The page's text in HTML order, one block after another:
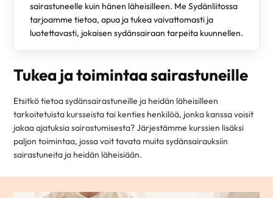
sairastuneelle kuin hänen läheisilleen. Me Sydänliitossa
tarjoamme tietoa, apua ja tukea vaivattomasti ja
luotettavasti, jokaisen sydänsairaan tarpeita kuunnellen.
Tukea ja toimintaa sairastuneille
Etsitkö tietoa sydänsairastuneille ja heidän läheisilleen
tarkoitetuista kursseista tai kenties henkilöä, jonka kanssa voisit
jakaa ajatuksia sairastumisesta? Järjestämme kurssien lisäksi
paljon toimintaa, jossa voit tavata muita sydänsairauksiin
sairastuneita ja heidän läheisiään.